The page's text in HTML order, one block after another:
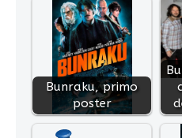
Bunraku, primo
poster